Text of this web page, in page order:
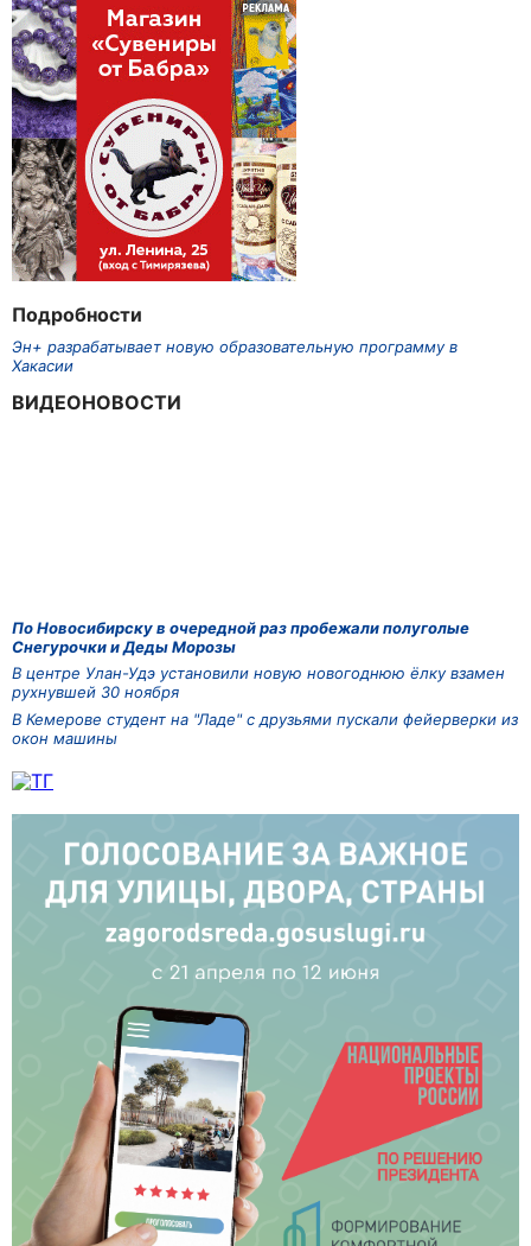
Подробности
Эн+ разрабатывает новую образовательную программу в
Хакасии
ВИДЕОНОВОСТИ
По Новосибирску в очередной раз пробежали полуголые
Снегурочки и Деды Морозы
В центре Улан-Удэ установили новую новогоднюю ёлку взамен
рухнувшей 30 ноября
В Кемерове студент на "Ладе" с друзьями пускали фейерверки из
окон машины